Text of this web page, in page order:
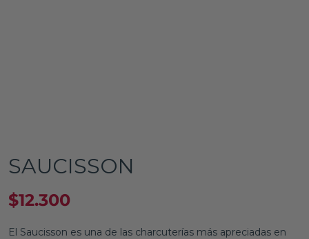
SAUCISSON
$12.300
El Saucisson es una de las charcuterías más apreciadas en